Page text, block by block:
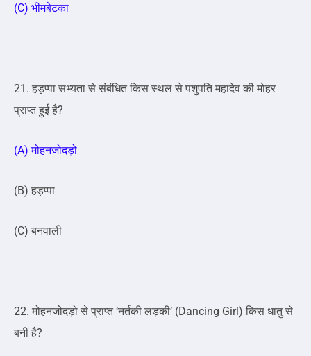
(C) भीमबेटका
21. हड़प्पा सभ्यता से संबंधित किस स्थल से पशुपति महादेव की मोहर
प्राप्त हुई है?
(A) मोहनजोदड़ो
(B) हड़प्पा
(C) बनवाली
22. मोहनजोदड़ो से प्राप्त ‘नर्तकी लड़की’ (Dancing Girl) किस धातु से
बनी है?